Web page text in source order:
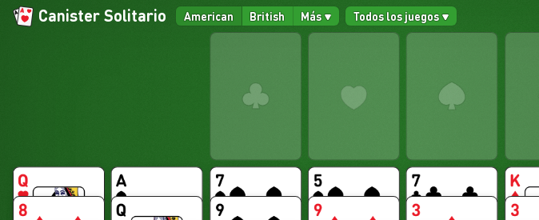
Canister Solitario American British Más Todos los juegos